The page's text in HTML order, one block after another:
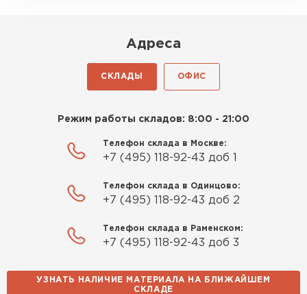
Адреса
СКЛАДЫ ОФИС
Режим работы складов: 8:00 - 21:00
Телефон склада в Москве:
+7 (495) 118-92-43 доб 1
Телефон склада в Одинцово:
+7 (495) 118-92-43 доб 2
Телефон склада в Раменском:
+7 (495) 118-92-43 доб 3
УЗНАТЬ НАЛИЧИЕ МАТЕРИАЛА НА БЛИЖАЙШЕМ
СКЛАДЕ
Доборные элементы для кровли